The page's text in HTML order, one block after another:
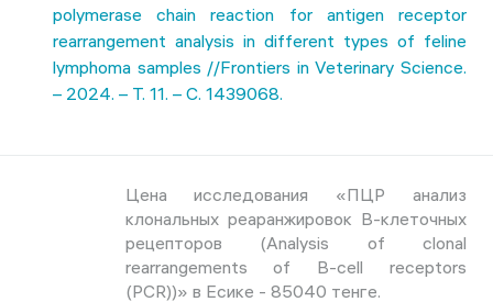
polymerase chain reaction for antigen receptor
rearrangement analysis in different types of feline
lymphoma samples //Frontiers in Veterinary Science.
– 2024. – Т. 11. – С. 1439068.
Цена исследования «ПЦР анализ
клональных реаранжировок В-клеточных
рецепторов (Analysis of clonal
rearrangements of B-cell receptors
(PCR))» в Есике - 85040 тенге.